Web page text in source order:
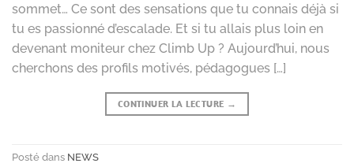
sommet… Ce sont des sensations que tu connais déjà si
tu es passionné d’escalade. Et si tu allais plus loin en
devenant moniteur chez Climb Up ? Aujourd’hui, nous
cherchons des profils motivés, pédagogues […]
CONTINUER LA LECTURE →
Posté dans NEWS